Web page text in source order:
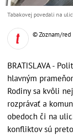
Tabakovej povedali na
© Zoznam/red
BRATISLAVA -
hlavným
Rodiny sa kvôli
rozprávať a
obedoch či na
konfliktov sú